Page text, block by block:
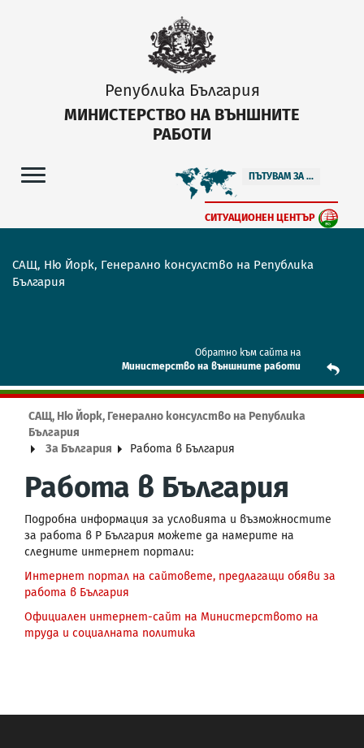
Република България
МИНИСТЕРСТВО НА ВЪНШНИТЕ
РАБОТИ
ПЪТУВАМ ЗА ...
СИТУАЦИОНЕН ЦЕНТЪР
САЩ, Ню Йорк, Генерално консулство на Република
България
Обратно към сайта на
Mинистерство на външните работи
САЩ, Ню Йорк, Генерално консулство на Република
България
За България
Работа в България
Работа в България
Подробна информация за условията и възможностите
за работа в Р България можете да намерите на
следните интернет портали:
Интернет портал на сайтовете, предлагащи обяви за
работа в България
Официален интернет-сайт на Министерството на
труда и социалната политика